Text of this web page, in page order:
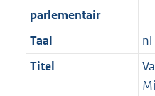
parlementair
Taal
nl
Titel